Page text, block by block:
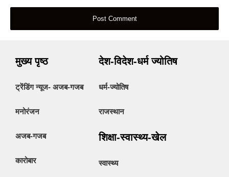
मुख्य पृष्ठ
ट्रेंडिंग न्यूज- अजब-गजब
मनोरंजन
अजब-गजब
कारोबार
देश-विदेश-धर्म ज्योतिष
धर्म-ज्योतिष
राजस्थान
शिक्षा-स्वास्थ्य-खेल
स्वास्थ्य